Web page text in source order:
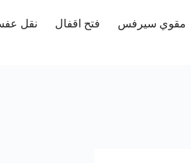
مقوي سيرفس فتح اقفال نقل